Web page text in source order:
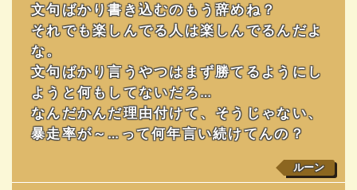
文句ばかり書き込むのもう辞めね？
それでも楽しんでる人は楽しんでるんだよ
な。
文句ばかり言うやつはまず勝てるようにし
ようと何もしてないだろ…
なんだかんだ理由付けて、そうじゃない、
暴走率が～…って何年言い続けてんの？
ルーン